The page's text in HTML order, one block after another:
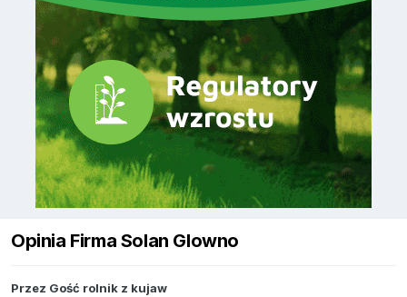
Opinia Firma Solan Glowno
Przez Gość rolnik z kujaw